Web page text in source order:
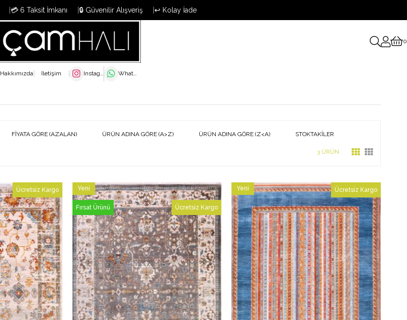
💳 6 Taksit İmkanı 🔒 Güvenilir Alışveriş ↩️ Kolay İade
0
Hakkımızda İletişim Instagram WhatsApp
FIYATA GÖRE (AZALAN) ÜRÜN ADINA GÖRE (A>Z) ÜRÜN ADINA GÖRE (Z<A) STOKTAKILER
3 ÜRÜN
Ücretsiz Kargo
Ücretsiz Kargo
Yeni
Ürün
Fırsat Ürünü
Ücretsiz Kargo
Yeni
Ürün